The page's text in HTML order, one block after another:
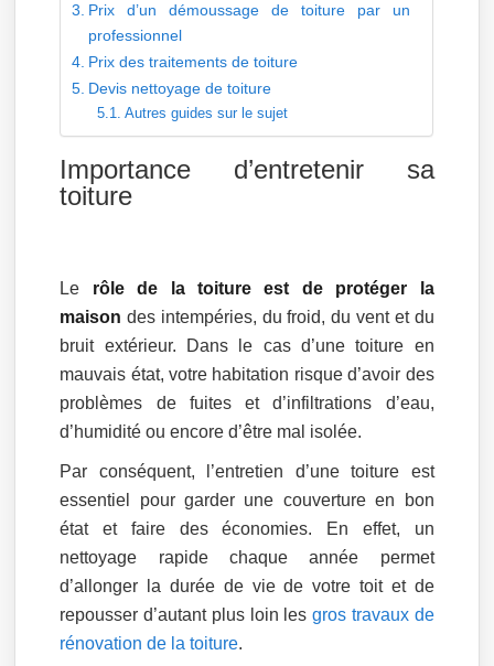
Prix d’un démoussage de toiture par un
professionnel
Prix des traitements de toiture
Devis nettoyage de toiture
Autres guides sur le sujet
Importance d’entretenir sa
toiture
Le rôle de la toiture est de protéger la
maison des intempéries, du froid, du vent et du
bruit extérieur. Dans le cas d’une toiture en
mauvais état, votre habitation risque d’avoir des
problèmes de fuites et d’infiltrations d’eau,
d’humidité ou encore d’être mal isolée.
Par conséquent, l’entretien d’une toiture est
essentiel pour garder une couverture en bon
état et faire des économies. En effet, un
nettoyage rapide chaque année permet
d’allonger la durée de vie de votre toit et de
repousser d’autant plus loin lesgros travaux de
rénovation de la toiture.